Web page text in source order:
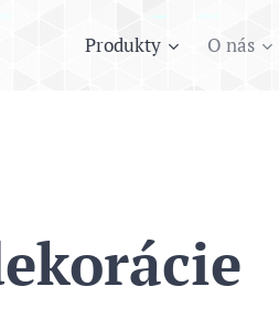
Produkty O nás